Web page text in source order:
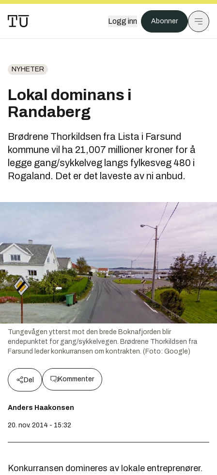
Logg inn Abonner
NYHETER
Lokal dominans i
Randaberg
Brødrene Thorkildsen fra Lista i Farsund
kommune vil ha 21,007 millioner kroner for å
legge gang/sykkelveg langs fylkesveg 480 i
Rogaland. Det er det laveste av ni anbud.
Tungevågen ytterst mot den brede Boknafjorden blir
endepunktet for gang/sykkelvegen. Brødrene Thorkildsen fra
Farsund leder konkurransen om kontrakten. (Foto: Google)
Del Kommenter
Anders Haakonsen
20. nov. 2014 - 15:32
Konkurransen domineres av lokale entreprenører.